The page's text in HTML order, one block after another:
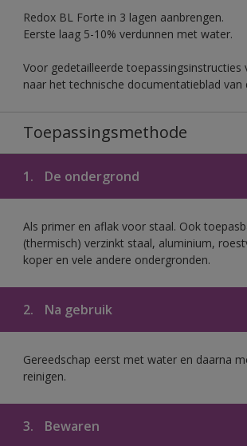
Redox BL Forte in 3 lagen aanbrengen.
Eerste laag 5-10% verdunnen met water.
Voor gedetailleerde toepassingsinstructies
naar het technische documentatieblad van
Toepassingsmethode
1. De ondergrond
Als primer en aflak voor staal. Ook
(thermisch) verzinkt staal, aluminium,
koper en vele andere ondergronden.
2. Na gebruik
Gereedschap eerst met water en daarna
reinigen.
3. Bewaren